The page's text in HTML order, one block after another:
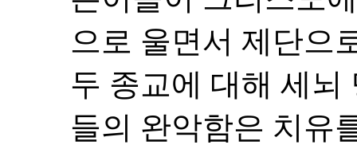
으로 울면서 제단으
두 종교에 대해 세뇌
들의 완악함은 치유